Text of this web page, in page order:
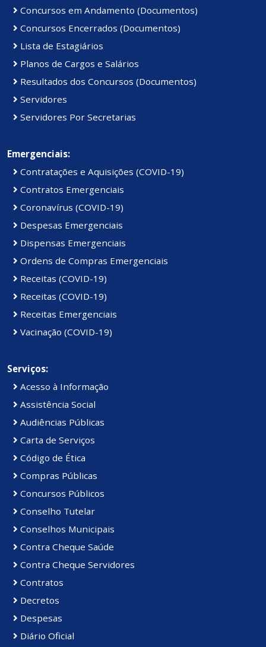
Concursos em Andamento (Documentos)
Concursos Encerrados (Documentos)
Lista de Estagiários
Planos de Cargos e Salários
Resultados dos Concursos (Documentos)
Servidores
Servidores Por Secretarias
Emergenciais:
Contratações e Aquisições (COVID-19)
Contratos Emergenciais
Coronavírus (COVID-19)
Despesas Emergenciais
Dispensas Emergenciais
Ordens de Compras Emergenciais
Receitas (COVID-19)
Receitas (COVID-19)
Receitas Emergenciais
Vacinação (COVID-19)
Serviços:
Acesso à Informação
Assistência Social
Audiências Públicas
Carta de Serviços
Código de Ética
Compras Públicas
Concursos Públicos
Conselho Tutelar
Conselhos Municipais
Contra Cheque Saúde
Contra Cheque Servidores
Contratos
Decretos
Despesas
Diário Oficial